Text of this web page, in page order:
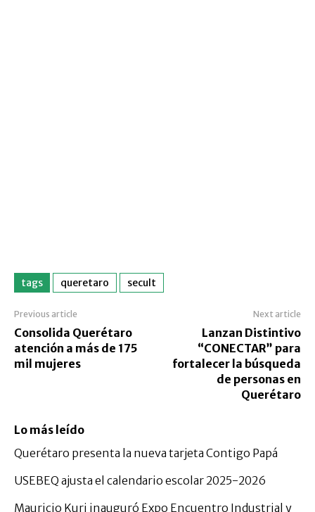
tags queretaro secult
Previous article
Consolida Querétaro
atención a más de 175
mil mujeres
Next article
Lanzan Distintivo
“CONECTAR” para
fortalecer la búsqueda
de personas en
Querétaro
Lo más leído
Querétaro presenta la nueva tarjeta Contigo Papá
USEBEQ ajusta el calendario escolar 2025-2026
Mauricio Kuri inauguró Expo Encuentro Industrial y